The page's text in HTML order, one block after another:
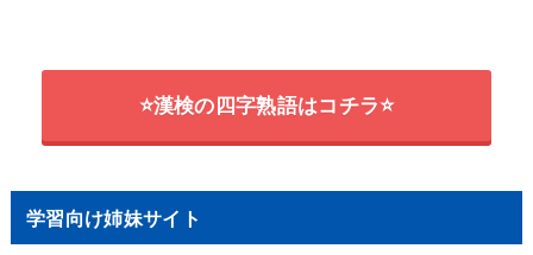
⭐漢検の四字熟語はコチラ⭐
学習向け姉妹サイト